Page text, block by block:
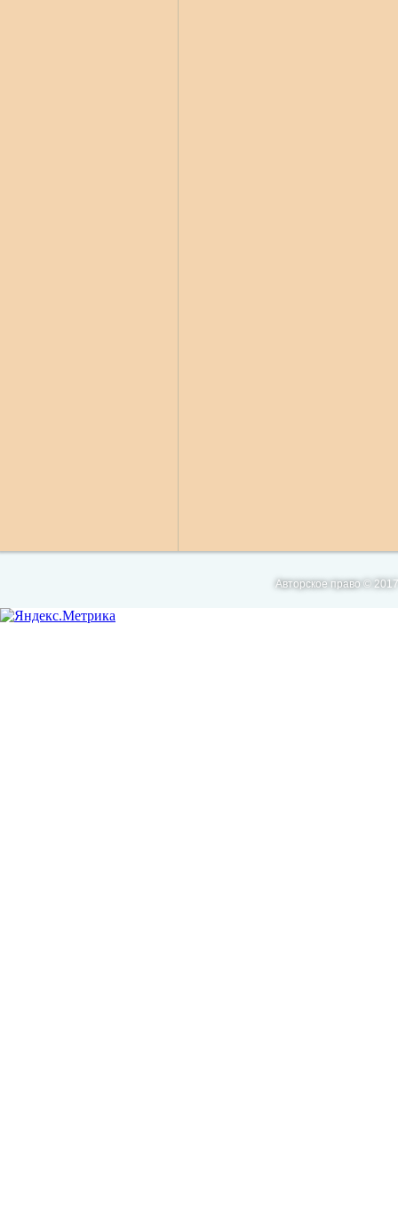
Авторское право ©